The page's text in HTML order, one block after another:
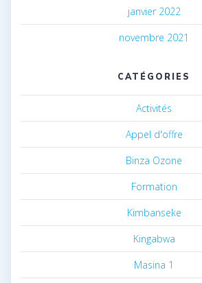
janvier 2022
novembre 2021
CATÉGORIES
Activités
Appel d'offre
Binza Ozone
Formation
Kimbanseke
Kingabwa
Masina 1